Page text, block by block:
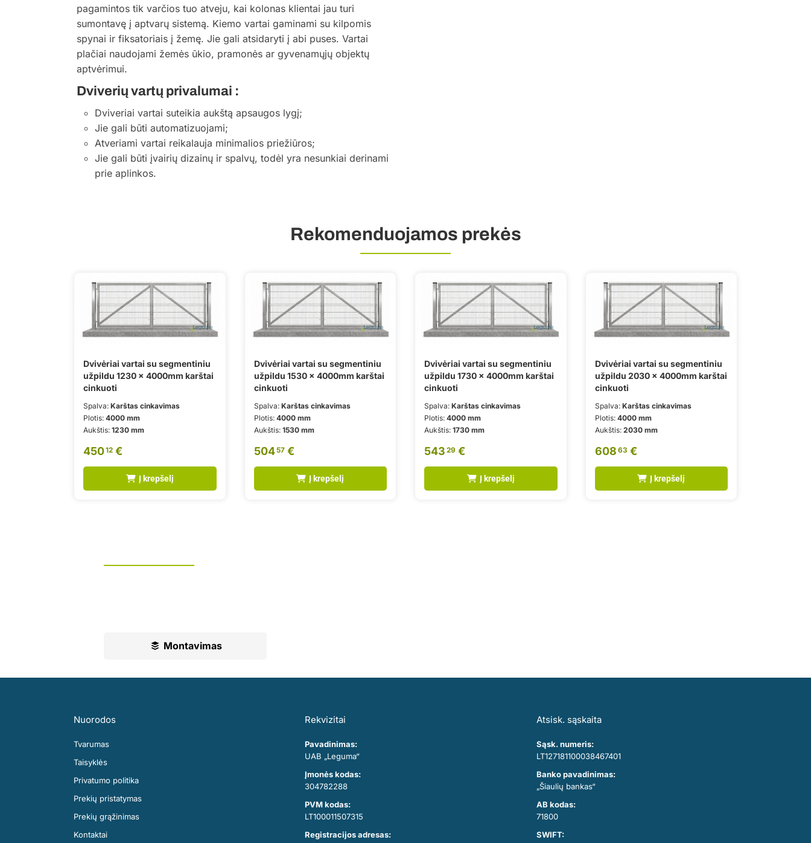
pagamintos tik varčios tuo atveju, kai kolonas klientai jau turi
sumontavę į aptvarų sistemą. Kiemo vartai gaminami su kilpomis
spynai ir fiksatoriais į žemę. Jie gali atsidaryti į abi puses. Vartai
plačiai naudojami žemės ūkio, pramonės ar gyvenamųjų objektų
aptvėrimui.
Dviverių vartų privalumai :
Dviveriai vartai suteikia aukštą apsaugos lygį;
Jie gali būti automatizuojami;
Atveriami vartai reikalauja minimalios priežiūros;
Jie gali būti įvairių dizainų ir spalvų, todėl yra nesunkiai derinami
prie aplinkos.
Rekomenduojamos prekės
Dvivėriai vartai su segmentiniu
užpildu 1230 x 4000mm karštai
cinkuoti
Spalva: Karštas cinkavimas
Plotis: 4000 mm
Aukštis: 1230 mm
45012 €
Į krepšelį
Dvivėriai vartai su segmentiniu
užpildu 1530 x 4000mm karštai
cinkuoti
Spalva: Karštas cinkavimas
Plotis: 4000 mm
Aukštis: 1530 mm
50457 €
Į krepšelį
Dvivėriai vartai su segmentiniu
užpildu 1730 x 4000mm karštai
cinkuoti
Spalva: Karštas cinkavimas
Plotis: 4000 mm
Aukštis: 1730 mm
543 29 €
Į krepšelį
Dvivėriai vartai su segmentiniu
užpildu 2030 x 4000mm karštai
cinkuoti
Spalva: Karštas cinkavimas
Plotis: 4000 mm
Aukštis: 2030 mm
608 63 €
Į krepšelį
Montavimas
Nuorodos
Tvarumas
Taisyklės
Privatumo politika
Prekių pristatymas
Prekių grąžinimas
Kontaktai
Rekvizitai
Pavadinimas:
UAB „Leguma“
Įmonės kodas:
304782288
PVM kodas:
LT100011507315
Registracijos adresas:
Atsisk. sąskaita
Sąsk. numeris:
LT127181100038467401
Banko pavadinimas:
„Šiaulių bankas“
AB kodas:
71800
SWIFT: